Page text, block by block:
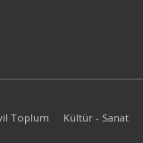
Toplum Kültür - Sanat